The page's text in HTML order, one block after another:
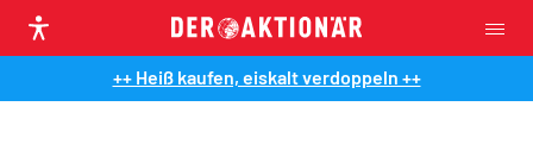
++ Heiß kaufen, eiskalt verdoppeln ++